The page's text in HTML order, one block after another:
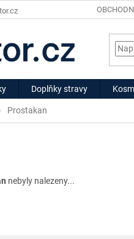
Doplňky stravy
Prostakan
nebyly nalezeny...